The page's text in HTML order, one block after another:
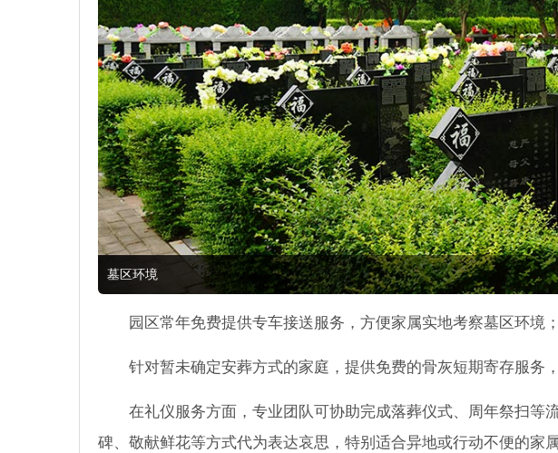
墓区环境
园区常年免费提供专车接送服务，方便家属实地考察墓区环境；
针对暂未确定安葬方式的家庭，提供免费的骨灰短期寄存服务
在礼仪服务方面，专业团队可协助完成落葬仪式、周年祭扫等
碑、敬献鲜花等方式代为表达哀思，特别适合异地或行动不便的家属